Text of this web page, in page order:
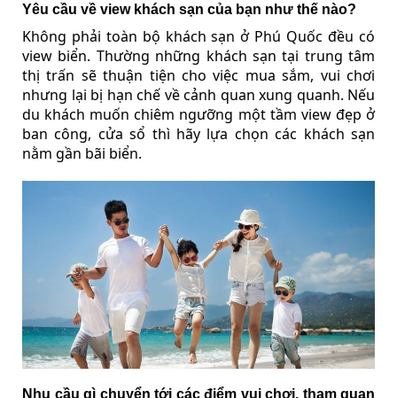
Yêu cầu về view khách sạn của bạn như thế nào?
Không phải toàn bộ khách sạn ở Phú Quốc đều có
view biển. Thường những khách sạn tại trung tâm
thị trấn sẽ thuận tiện cho việc mua sắm, vui chơi
nhưng lại bị hạn chế về cảnh quan xung quanh. Nếu
du khách muốn chiêm ngưỡng một tầm view đẹp ở
ban công, cửa sổ thì hãy lựa chọn các khách sạn
nằm gần bãi biển.
Nhu cầu gì chuyển tới các điểm vui chơi, tham quan